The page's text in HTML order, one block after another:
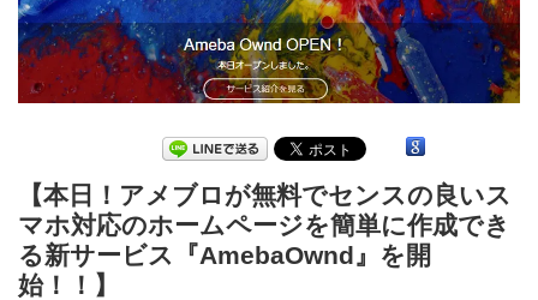
【本日！アメブロが無料でセンスの良いス
マホ対応のホームページを簡単に作成でき
る新サービス『AmebaOwnd』を開
始！！】